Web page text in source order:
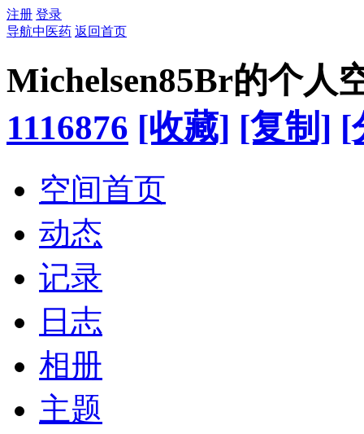
注册 登录
导航中医药 返回首页
Michelsen85Br的个人
1116876 [收藏] [复制] [
空间首页
动态
记录
日志
相册
主题